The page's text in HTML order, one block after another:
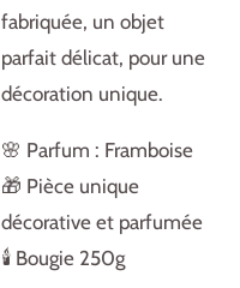
fabriquée, un objet
parfait délicat, pour une
décoration unique.
🌸 Parfum : Framboise
🎁 Pièce unique
décorative et parfumée
🕯️ Bougie 250g